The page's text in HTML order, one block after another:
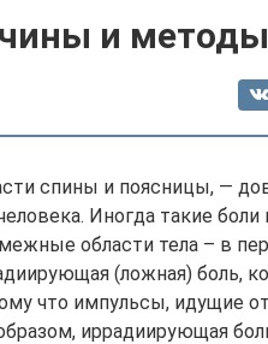
и
спины и поясницы, —
Иногда такие
области тела – в
(ложная) боль,
что импульсы, идущие
иррадиирующая